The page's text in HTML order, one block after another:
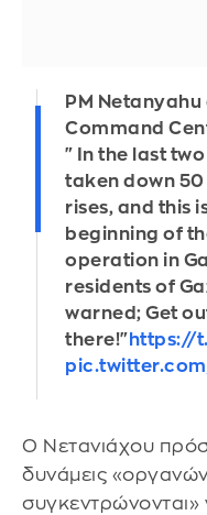
PM
Command
"In the last
taken down
rises, and this
beginning of
operation in
residents of
warned; Get
there!" https://
Ο Νετανιάχου
δυνάμεις